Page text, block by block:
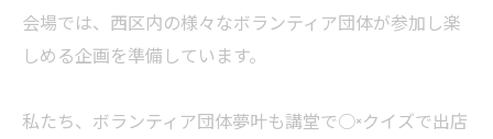
会場では、西区内の様々なボランティア団体が参加し楽
しめる企画を準備しています。
私たち、ボランティア団体夢叶も講堂で○×クイズで出店